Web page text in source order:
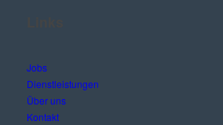
Jobs
Dienstleistungen
Über uns
Kontakt